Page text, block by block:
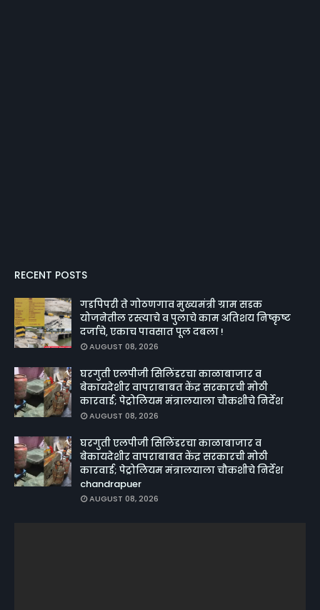
RECENT POSTS
गडपिपरी ते गोठणगाव मुख्यमंत्री ग्राम सडक
योजनेतील रस्त्याचे व पुलाचे काम अतिशय निष्कृष्ट
दर्जाचे, एकाच पावसात पूल दबला !
AUGUST 08, 2026
घरगुती एलपीजी सिलिंडरचा काळाबाजार व
बेकायदेशीर वापराबाबत केंद्र सरकारची मोठी
कारवाई; पेट्रोलियम मंत्रालयाला चौकशीचे निर्देश
AUGUST 08, 2026
घरगुती एलपीजी सिलिंडरचा काळाबाजार व
बेकायदेशीर वापराबाबत केंद्र सरकारची मोठी
कारवाई; पेट्रोलियम मंत्रालयाला चौकशीचे निर्देश
chandrapuer
AUGUST 08, 2026